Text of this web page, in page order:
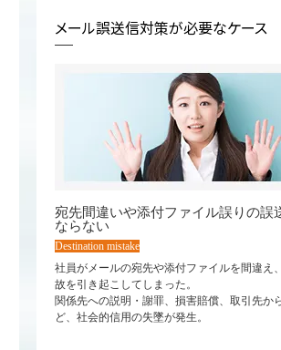
メール誤送信対策が必要なケース
宛先間違いや添付ファイル誤りの誤
ならない
Destination mistake
社員がメールの宛先や添付ファイルを間違え
故を引き起こしてしまった。
関係先への説明・謝罪、損害賠償、取引先か
ど、社会的信用の失墜が発生。